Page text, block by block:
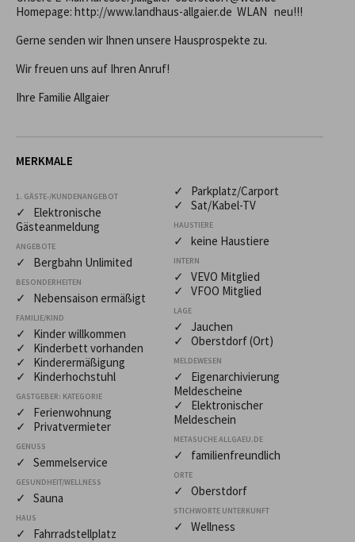
Homepage: http://www.landhaus-allgaier.de  WLAN   neu!!!
Gerne senden wir Ihnen unsere Hausprospekte zu.
Wir freuen uns auf Ihren Anruf!
Ihre Familie Allgaier
MERKMALE
1. GÄSTE-/KUNDENANGEBOT
✓ Elektronische
Gästeanmeldung
ANGEBOTE
✓ Bergbahn Unlimited
BESONDERHEITEN
✓ Nebensaison ermäßigt
FAMILIE/KIND
✓ Kinder willkommen
✓ Kinderbett vorhanden
✓ Kinderermäßigung
✓ Kinderhochstuhl
GASTGEBER: KATEGORIE
✓ Ferienwohnung
✓ Privatvermieter
GENUSS
✓ Semmelservice
GESUNDHEIT/WELLNESS
✓ Sauna
HAUS
✓ Fahrradstellplatz
✓ Parkplatz/Carport
✓ Sat/Kabel-TV
HAUSTIERE
✓ keine Haustiere
INTERN
✓ VEVO Mitglied
✓ VFOO Mitglied
LAGE
✓ Jauchen
✓ Oberstdorf (Ort)
MELDEWESEN
✓ Eigenarchivierung
Meldescheine
✓ Elektronischer
Meldeschein
METASUCHE ALLGAEU.DE
✓ familienfreundlich
ORTE
✓ Oberstdorf
STICHWORTE UNTERKUNFT
✓ Wellness